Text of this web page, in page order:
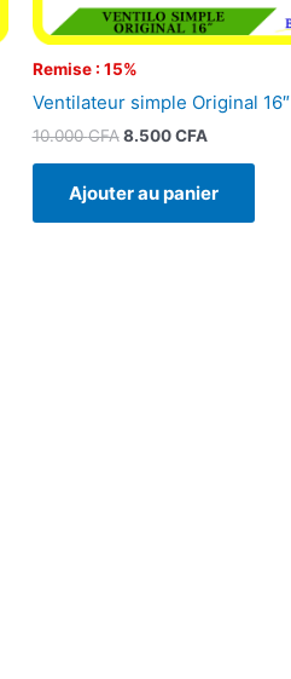
Remise : 15%
Ventilateur simple Original 16″
10.000CFA 8.500CFA
Ajouter au panier